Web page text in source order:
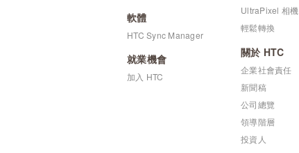
軟體
HTC Sync Manager
就業機會
加入 HTC
UltraPixel 相機
輕鬆轉換
關於 HTC
企業社會責任
新聞稿
公司總覽
領導階層
投資人